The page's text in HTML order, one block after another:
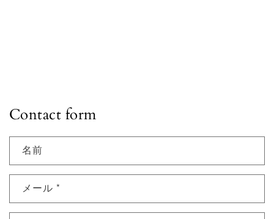
Contact form
名前
メール *